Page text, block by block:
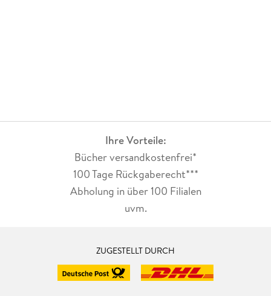
Ihre Vorteile:
Bücher versandkostenfrei*
100 Tage Rückgaberecht***
Abholung in über 100 Filialen
uvm.
ZUGESTELLT DURCH